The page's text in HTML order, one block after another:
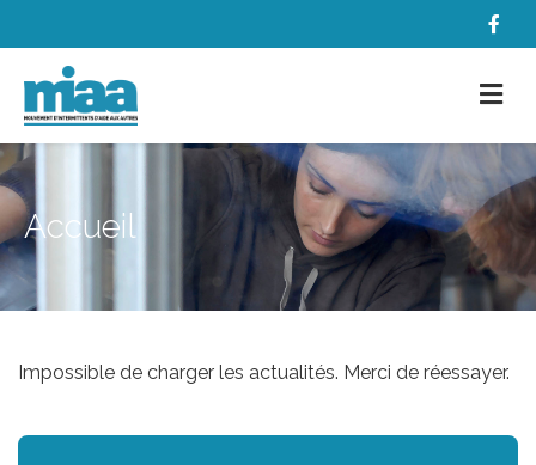
Accueil
Impossible de charger les actualités. Merci de réessayer.